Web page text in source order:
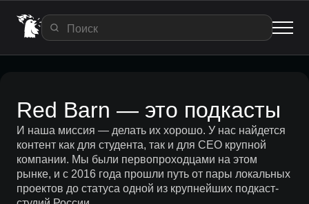
Red Barn — это подкасты
И наша миссия — делать их хорошо. У нас найдется
контент как для студента, так и для СЕО крупной
компании. Мы были первопроходцами на этом
рынке, и с 2016 года прошли путь от пары локальных
проектов до статуса одной из крупнейших подкаст-